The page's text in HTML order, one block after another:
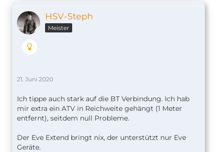
HSV-Steph
Meister
21. Juni 2020
Ich tippe auch stark auf die BT Verbindung. Ich hab
mir extra ein ATV in Reichweite gehängt (1 Meter
entfernt), seitdem null Probleme.
Der Eve Extend bringt nix, der unterstützt nur Eve
Geräte.